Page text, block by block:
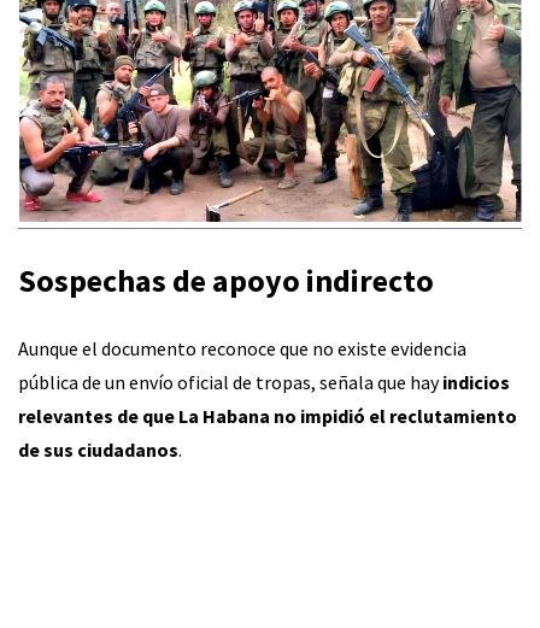
Sospechas de apoyo indirecto
Aunque el documento reconoce que no existe evidencia
pública de un envío oficial de tropas, señala que hayindicios
relevantes de que La Habana no impidió el reclutamiento
de sus ciudadanos.